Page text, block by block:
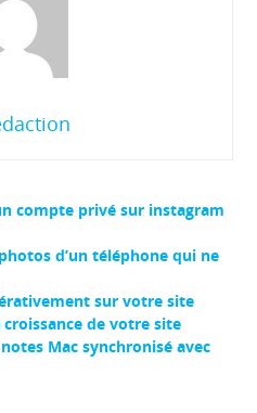
compte privé sur instagram
d’un téléphone qui ne
sur votre site
de votre site
Mac synchronisé avec